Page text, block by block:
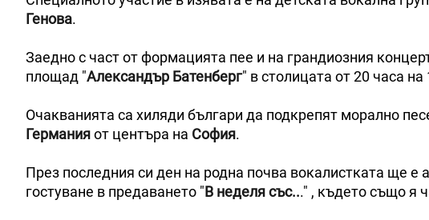
Генова.
Заедно с част от формацията пее и на грандиозния
площад "Александър Батенберг" в столицата от 20 часа на
Очакванията са хиляди българи да подкрепят морално
Германияот центъра на София.
През последния си ден на родна почва вокалистката ще е
гостуване в предаването "В неделя със..." , където също я